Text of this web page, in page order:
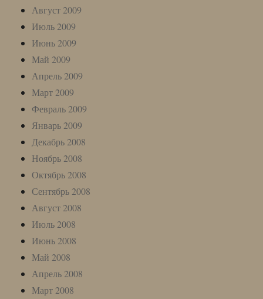
Август 2009
Июль 2009
Июнь 2009
Май 2009
Апрель 2009
Март 2009
Февраль 2009
Январь 2009
Декабрь 2008
Ноябрь 2008
Октябрь 2008
Сентябрь 2008
Август 2008
Июль 2008
Июнь 2008
Май 2008
Апрель 2008
Март 2008